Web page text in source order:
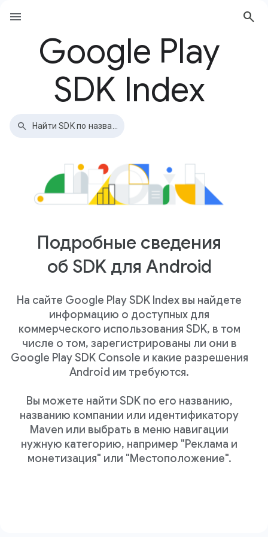
menu search
Google Play
SDK Index
search
Подробные сведения
об SDK для Android
На сайте Google Play SDK Index вы найдете
информацию о доступных для
коммерческого использования SDK, в том
числе о том, зарегистрированы ли они в
Google Play SDK Console и какие разрешения
Android им требуются.
Вы можете найти SDK по его названию,
названию компании или идентификатору
Maven или выбрать в меню навигации
нужную категорию, например "Реклама и
монетизация" или "Местоположение".